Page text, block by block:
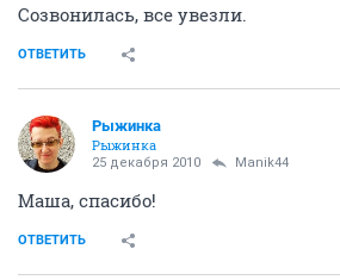
Созвонилась, все увезли.
ОТВЕТИТЬ
Рыжинка
Рыжинка
25 декабря 2010 Manik44
Маша, спасибо!
ОТВЕТИТЬ